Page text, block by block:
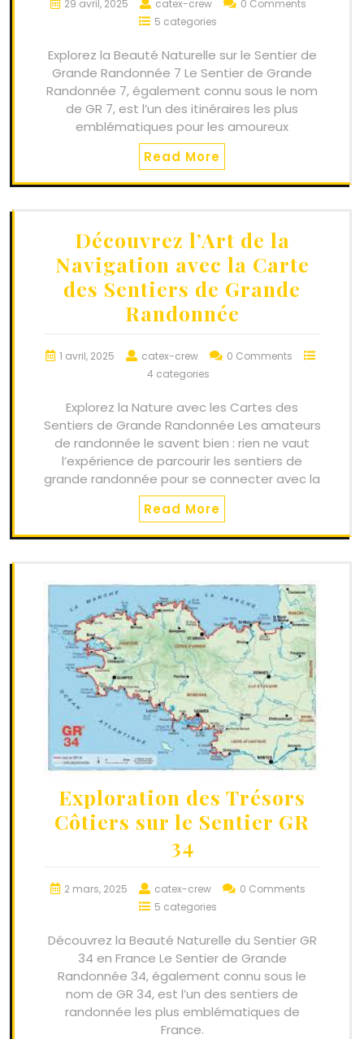
29 avril, 2025 catex-crew
0 Comments
5 categories
Explorez la Beauté Naturelle sur le Sentier de
Grande Randonnée 7 Le Sentier de Grande
Randonnée 7, également connu sous le nom
de GR 7, est l’un des itinéraires les plus
emblématiques pour les amoureux
Read More
Découvrez l’Art de la
Navigation avec la Carte
des Sentiers de Grande
Randonnée
1 avril, 2025 catex-crew
0 Comments
4 categories
Explorez la Nature avec les Cartes des
Sentiers de Grande Randonnée Les amateurs
de randonnée le savent bien : rien ne vaut
l’expérience de parcourir les sentiers de
grande randonnée pour se connecter avec la
Read More
Exploration des Trésors
Côtiers sur le Sentier GR
34
2 mars, 2025 catex-crew
0 Comments
5 categories
Découvrez la Beauté Naturelle du Sentier GR
34 en France Le Sentier de Grande
Randonnée 34, également connu sous le
nom de GR 34, est l’un des sentiers de
randonnée les plus emblématiques de
France.